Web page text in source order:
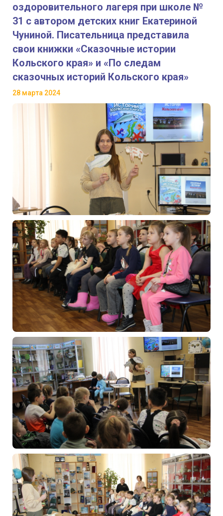
оздоровительного лагеря при школе №
31 с автором детских книг Екатериной
Чуниной. Писательница представила
свои книжки «Сказочные истории
Кольского края» и «По следам
сказочных историй Кольского края»
28 марта 2024